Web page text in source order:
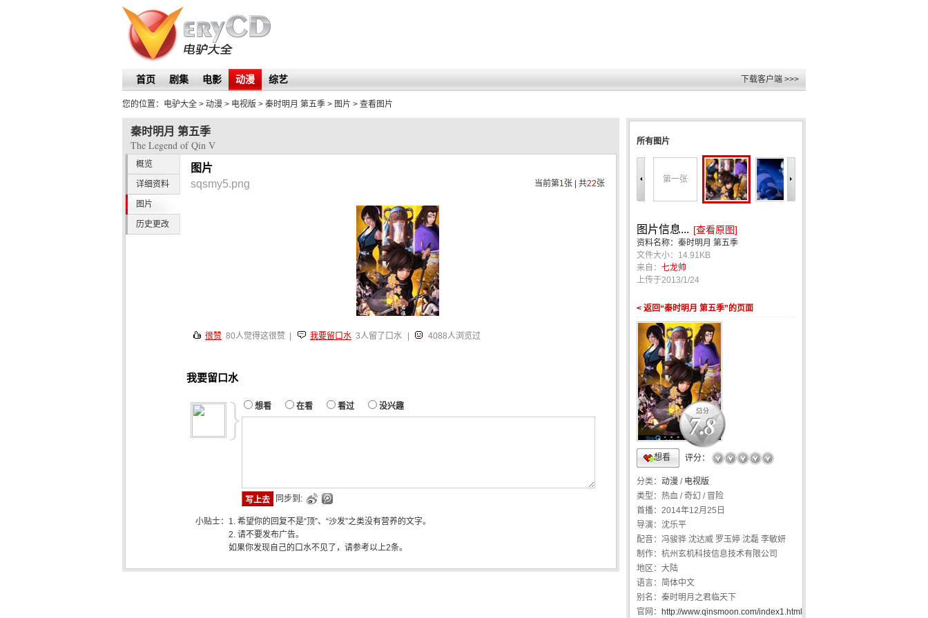
首页 剧集 电影 动漫 综艺 下载客户端 >>>
您的位置： 电驴大全 > 动漫 > 电视版 > 秦时明月 第五季 > 图片 > 查看图片
秦时明月 第五季
The Legend of Qin V
概览
详细资料
图片
历史更改
图片
当前第1张 | 共22张
sqsmy5.png
很赞 80人觉得这很赞 | 我要留口水 3人留了口水 4088人浏览过
我要留口水
想看 在看 看过 没兴趣
同步到:
小贴士： 1. 希望你的回复不是“顶”、“沙发”之类没有营养的文字。
2. 请不要发布广告。
如果你发现自己的口水不见了，请参考以上2条。
所有图片
第一张
图片信息... [查看原图]
资料名称：秦时明月 第五季
文件大小：14.91KB
来自： 七龙帅
上传于2013/1/24
< 返回“秦时明月 第五季”的页面
7.8
想看 评分：
☆ ☆ ☆ ☆ ☆
分类： 动漫 / 电视版
类型： 热血 / 奇幻 / 冒险
首播： 2014年12月25日
导演： 沈乐平
配音： 冯骏骅 沈达威 罗玉婷 沈磊 李敏妍
制作： 杭州玄机科技信息技术有限公司
地区： 大陆
语言： 简体中文
别名： 秦时明月之君临天下
官网：
http://www.qinsmoon.com/index1.html